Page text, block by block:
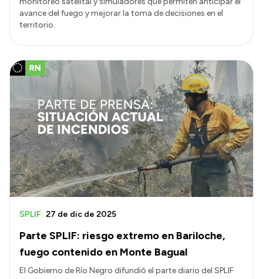
avance del fuego y mejorar la toma de decisiones en el
territorio.
Parte SPLIF: riesgo extremo en Bariloche,
fuego contenido en Monte Bagual
SPLIF 27 de dic de 2025
El Gobierno de Río Negro difundió el parte diario del SPLIF